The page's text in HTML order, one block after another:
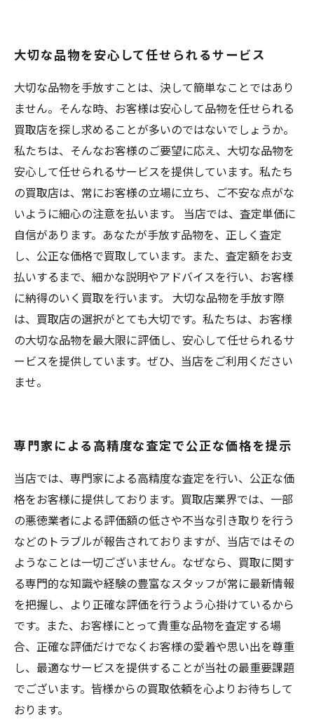
大切な品物を安心して任せられるサービス
大切な品物を手放すことは、決して簡単なことではあり
ません。そんな時、お客様は安心して品物を任せられる
買取店を探し求めることが多いのではないでしょうか。
私たちは、そんなお客様のご要望に応え、大切な品物を
安心して任せられるサービスを提供しています。私たち
の買取店は、常にお客様の立場に立ち、ご不安な点がな
いように細心の注意を払います。 当店では、査定単価に
自信があります。あなたが手放す品物を、正しく査定
し、公正な価格で買取しています。また、査定額をお支
払いするまで、細かな説明やアドバイスを行い、お客様
に納得のいく買取を行います。 大切な品物を手放す際
は、買取店の選択がとても大切です。私たちは、お客様
の大切な品物を最大限に評価し、安心して任せられるサ
ービスを提供しています。ぜひ、当店をご利用ください
ませ。
専門家による高精度な査定で公正な価格を提示
当店では、専門家による高精度な査定を行い、公正な価
格をお客様に提供しております。買取店業界では、一部
の悪徳業者による評価額の低さや不当な引き取りを行う
などのトラブルが報告されておりますが、当店ではその
ようなことは一切ございません。なぜなら、買取に関す
る専門的な知識や経験の豊富なスタッフが常に最新情報
を把握し、より正確な評価を行うよう心掛けているから
です。また、お客様にとって貴重な品物を査定する場
合、正確な評価だけでなくお客様の愛着や思い出を尊重
し、最適なサービスを提供することが当社の最重要課題
でございます。皆様からの買取依頼を心よりお待ちして
おります。